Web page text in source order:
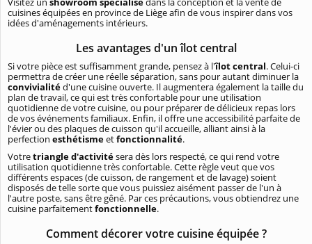
cuisines équipées en province de Liège afin de vous inspirer dans vos
idées d'aménagements intérieurs.
Les avantages d'un îlot central
Si votre pièce est suffisamment grande, pensez à l'îlot central. Celui-ci
permettra de créer une réelle séparation, sans pour autant diminuer la
convivialitéd'une cuisine ouverte. Il augmentera également la taille du
plan de travail, ce qui est très confortable pour une utilisation
quotidienne de votre cuisine, ou pour préparer de délicieux repas lors
de vos événements familiaux. Enfin, il offre une accessibilité parfaite de
l'évier ou des plaques de cuisson qu'il accueille, alliant ainsi à la
perfection esthétismeetfonctionnalité.
Votretriangle d'activitésera dès lors respecté, ce qui rend votre
utilisation quotidienne très confortable. Cette règle veut que vos
différents espaces (de cuisson, de rangement et de lavage) soient
disposés de telle sorte que vous puissiez aisément passer de l'un à
l'autre poste, sans être gêné. Par ces précautions, vous obtiendrez une
cuisine parfaitementfonctionnelle.
Comment décorer votre cuisine équipée ?